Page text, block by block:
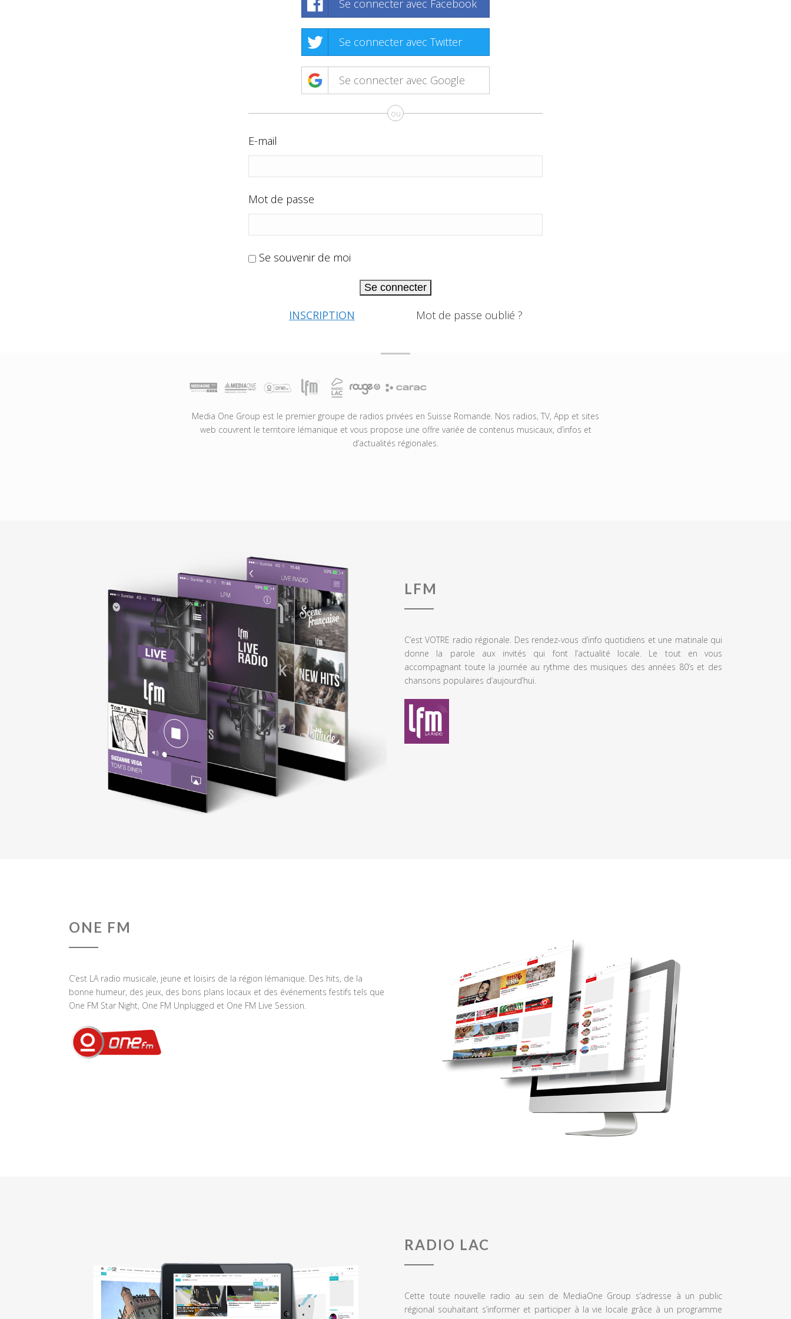
Se connecter avec Facebook
Se connecter avec Twitter
Se connecter avec Google
ou
E-mail
Mot de passe
Se souvenir de moi
Se connecter
INSCRIPTION Mot de passe oublié ?
Media One Group est le premier groupe de radios privées en Suisse Romande. Nos radios, TV, App et sites
web couvrent le territoire lémanique et vous propose une offre variée de contenus musicaux, d’infos et
d’actualités régionales.
LFM
C’est VOTRE radio régionale. Des rendez-vous d’info quotidiens et une matinale qui
donne la parole aux invités qui font l’actualité locale. Le tout en vous
accompagnant toute la journée au rythme des musiques des années 80’s et des
chansons populaires d’aujourd’hui.
ONE FM
C’est LA radio musicale, jeune et loisirs de la région lémanique. Des hits, de la
bonne humeur, des jeux, des bons plans locaux et des événements festifs tels que
One FM Star Night, One FM Unplugged et One FM Live Session.
RADIO LAC
Cette toute nouvelle radio au sein de MediaOne Group s’adresse à un public
régional souhaitant s’informer et participer à la vie locale grâce à un programme